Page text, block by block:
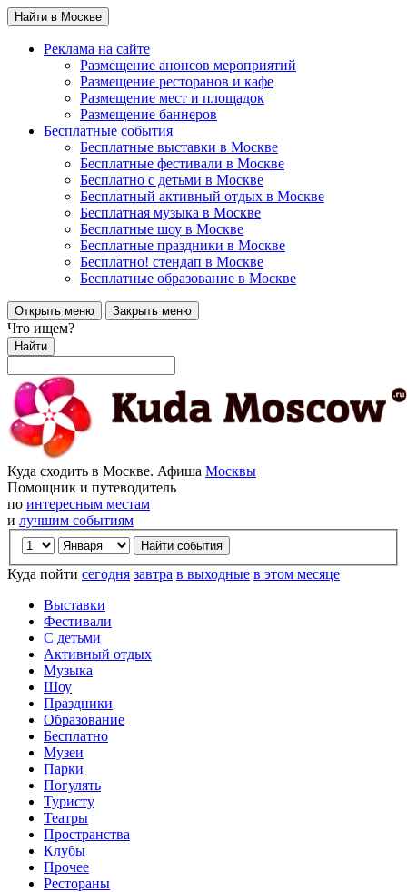
Найти в Москве
Реклама на сайте
Размещение анонсов мероприятий
Размещение ресторанов и кафе
Размещение мест и площадок
Размещение баннеров
Бесплатные события
Бесплатные выставки в Москве
Бесплатные фестивали в Москве
Бесплатно с детьми в Москве
Бесплатный активный отдых в Москве
Бесплатная музыка в Москве
Бесплатные шоу в Москве
Бесплатные праздники в Москве
Бесплатно! стендап в Москве
Бесплатные образование в Москве
Открыть меню Закрыть меню
Что ищем?
Найти
Куда сходить в Москве. Афиша Москвы
Помощник и путеводитель
по интересным местам
и лучшим событиям
Куда пойти сегодня завтра в выходные в этом месяце
Выставки
Фестивали
С детьми
Активный отдых
Музыка
Шоу
Праздники
Образование
Бесплатно
Музеи
Парки
Погулять
Туристу
Театры
Пространства
Клубы
Прочее
Рестораны